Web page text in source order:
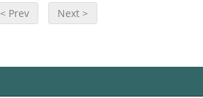
< Prev Next >